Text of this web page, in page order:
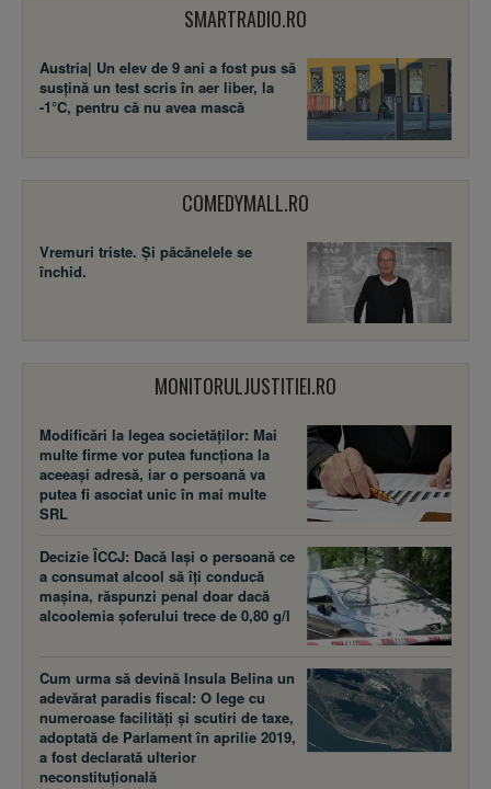
SMARTRADIO.RO
Austria| Un elev de 9 ani a fost pus să
susţină un test scris în aer liber, la
-1°C, pentru că nu avea mască
COMEDYMALL.RO
Vremuri triste. Şi păcănelele se
închid.
MONITORULJUSTITIEI.RO
Modificări la legea societăţilor: Mai
multe firme vor putea funcţiona la
aceeaşi adresă, iar o persoană va
putea fi asociat unic în mai multe
SRL
Decizie ÎCCJ: Dacă laşi o persoană ce
a consumat alcool să îţi conducă
maşina, răspunzi penal doar dacă
alcoolemia şoferului trece de 0,80 g/l
Cum urma să devină Insula Belina un
adevărat paradis fiscal: O lege cu
numeroase facilităţi şi scutiri de taxe,
adoptată de Parlament în aprilie 2019,
a fost declarată ulterior
neconstituţională